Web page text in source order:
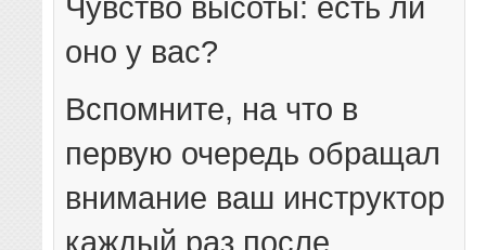
оно у вас?
Вспомните, на что в
первую очередь обращал
внимание ваш инструктор
каждый раз после